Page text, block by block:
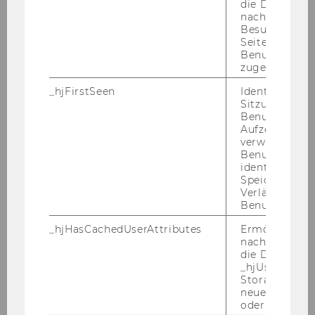
thon, SQL) are re­qui­red for this po­si­ti­on. Fi­nal­ly,
an ex­cel­lent grasp of writ­ten and spo­ken Eng­
lish is es­sen­ti­al and ex­pe­ri­ence in di­gi­tal mar­
ke­ting (e.g., th­rough in­tern­ships or stu­dent
jobs) is an asset.
Bey­ond any for­mal re­qui­re­ments, we are loo­
king for en­thu­si­astic, cu­rious team play­ers who
are pas­sio­na­te about re­se­arch and wil­ling to
take on re­spon­si­bi­li­ty. You should have a pas­si­
on for in­ter­ac­ti­ve and so­cial media and its ana­
ly­ti­cal op­por­tu­nities to im­pro­ve mar­ke­ting de­
cis­i­ons. We appre­cia­te your wil­ling­ness to use
mul­ti­me­dia for­mats in tea­ching.
Plea­se send a cover let­ter (spe­ci­fy­ing your re­se­
arch in­te­rests, mo­ti­va­ti­on for an aca­de­mic ca­re­
er, and pos­si­ble star­ting date), your re­su­me,
die Daten von
Besuchen
Seite
Benutzer-ID
zugeordnet
_hjFirstSeen Identifiziert
Sitzung eines
Benutzers.
verwendet,
identifizieren.
Verlängert
_hjHasCachedUserAttributes
Ermöglicht
die Daten in
Storage auf
neuesten
oder nicht.